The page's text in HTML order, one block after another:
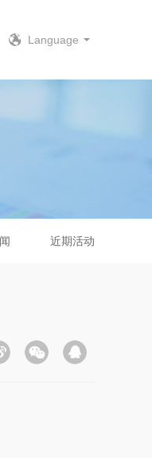
Language
近期活动